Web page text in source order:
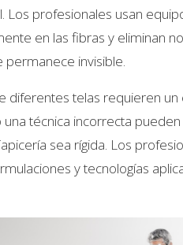
Los profesionales usan
en las fibras y eliminan
invisible.
diferentes telas requieren
técnica incorrecta pueden
sea rígida. Los
y tecnologías